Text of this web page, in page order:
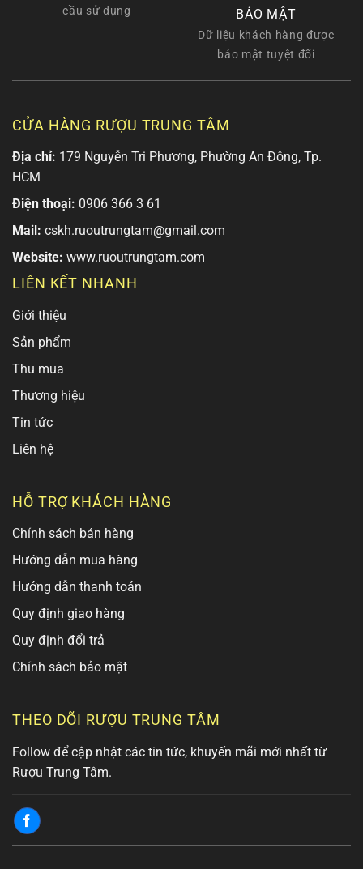
cầu sử dụng
BẢO MẬT
Dữ liệu khách hàng được
bảo mật tuyệt đối
CỬA HÀNG RƯỢU TRUNG TÂM
Địa chỉ: 179 Nguyễn Tri Phương, Phường An Đông, Tp.
HCM
Điện thoại: 0906 366 3 61
Mail: cskh.ruoutrungtam@gmail.com
Website: www.ruoutrungtam.com
LIÊN KẾT NHANH
Giới thiệu
Sản phẩm
Thu mua
Thương hiệu
Tin tức
Liên hệ
HỖ TRỢ KHÁCH HÀNG
Chính sách bán hàng
Hướng dẫn mua hàng
Hướng dẫn thanh toán
Quy định giao hàng
Quy định đổi trả
Chính sách bảo mật
THEO DÕI RƯỢU TRUNG TÂM
Follow để cập nhật các tin tức, khuyến mãi mới nhất từ
Rượu Trung Tâm.